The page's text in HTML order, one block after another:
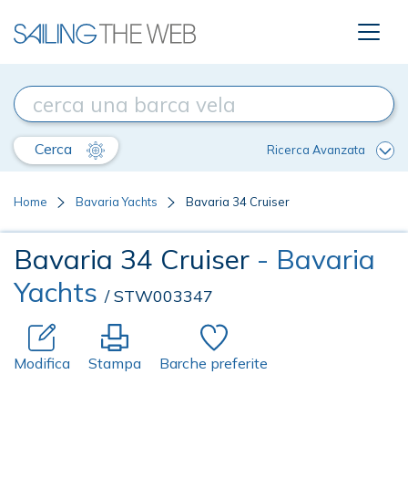
Cerca Ricerca Avanzata
Home Bavaria Yachts Bavaria 34 Cruiser
Bavaria 34 Cruiser - Bavaria
Yachts / STW003347
Modifica Stampa Barche preferite